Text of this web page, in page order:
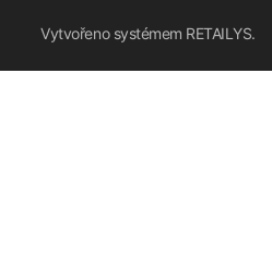
Vytvořeno systémem RETAILYS.